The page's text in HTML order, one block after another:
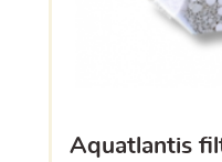
aquatlantis filtration anti algue